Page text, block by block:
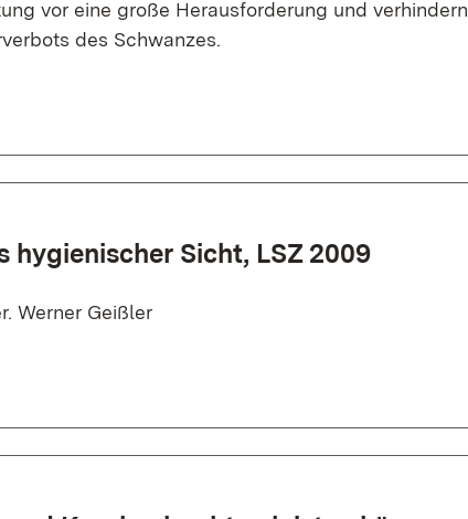
vor eine große Herausforderung und verhindern
des Schwanzes.
hygienischer Sicht, LSZ 2009
Werner Geißler